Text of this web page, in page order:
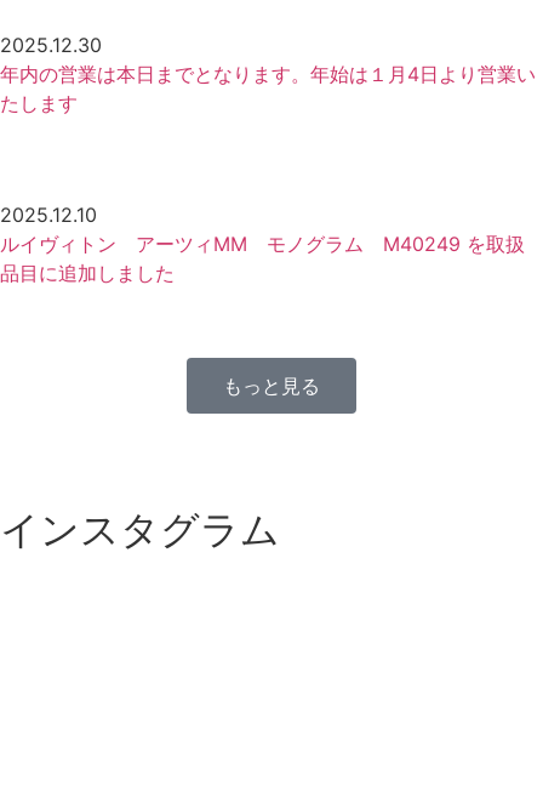
2025.12.30
年内の営業は本日までとなります。年始は１月4日より営業い
たします
2025.12.10
ルイヴィトン アーツィMM モノグラム M40249 を取扱
品目に追加しました
もっと見る
インスタグラム